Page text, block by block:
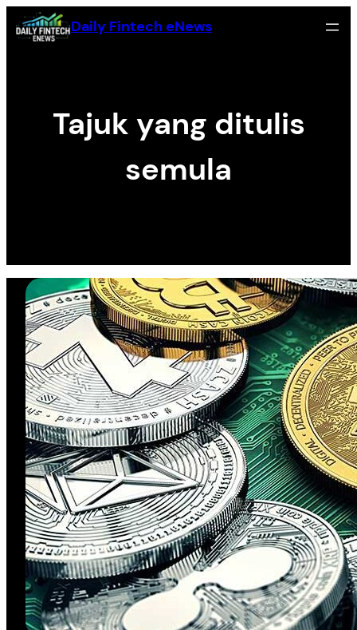
Skip
to
Daily Fintech eNews
Tajuk yang ditulis
semula